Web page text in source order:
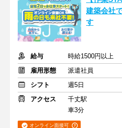
建築会社
す
給与
時給1500円以上
雇用形態
派遣社員
シフト
週5日
アクセス
千丈駅
車3分
オンライン面接可